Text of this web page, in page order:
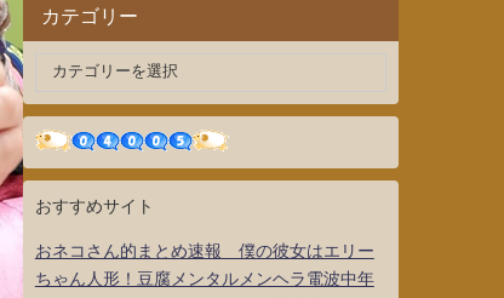
カテゴリー
おすすめサイト
おネコさん的まとめ速報 僕の彼女はエリー
ちゃん人形！豆腐メンタルメンヘラ電波中年